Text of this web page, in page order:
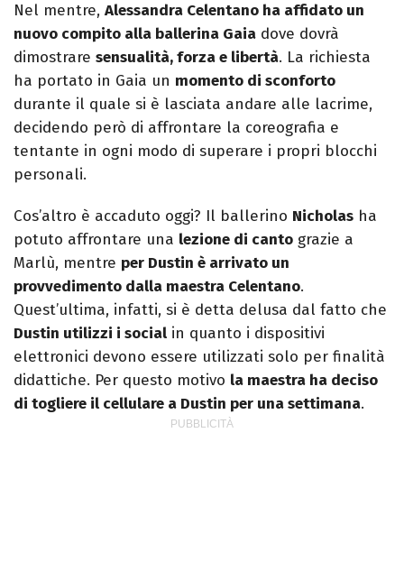
Nel mentre, Alessandra Celentano ha affidato un
nuovo compito alla ballerina Gaia dove dovrà
dimostrare sensualità, forza e libertà. La richiesta
ha portato in Gaia un momento di sconforto
durante il quale si è lasciata andare alle lacrime,
decidendo però di affrontare la coreografia e
tentante in ogni modo di superare i propri blocchi
personali.
Cos’altro è accaduto oggi? Il ballerino Nicholas ha
potuto affrontare una lezione di canto grazie a
Marlù, mentre per Dustin è arrivato un
provvedimento dalla maestra Celentano.
Quest’ultima, infatti, si è detta delusa dal fatto che
Dustin utilizzi i social in quanto i dispositivi
elettronici devono essere utilizzati solo per finalità
didattiche. Per questo motivo la maestra ha deciso
di togliere il cellulare a Dustin per una settimana.